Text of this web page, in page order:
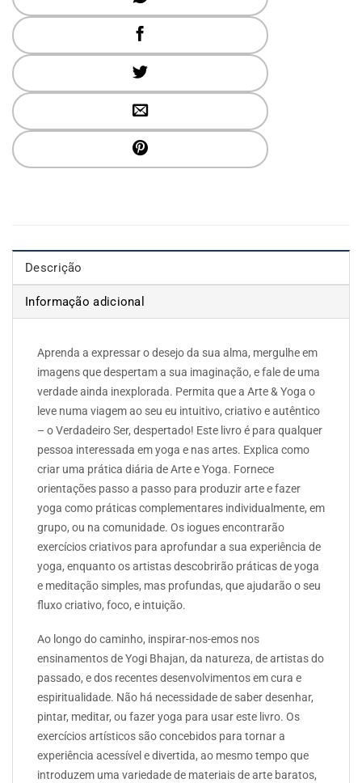
Descrição
Informação adicional
Aprenda a expressar o desejo da sua alma, mergulhe em
imagens que despertam a sua imaginação, e fale de uma
verdade ainda inexplorada. Permita que a Arte & Yoga o
leve numa viagem ao seu eu intuitivo, criativo e autêntico
– o Verdadeiro Ser, despertado! Este livro é para qualquer
pessoa interessada em yoga e nas artes. Explica como
criar uma prática diária de Arte e Yoga. Fornece
orientações passo a passo para produzir arte e fazer
yoga como práticas complementares individualmente, em
grupo, ou na comunidade. Os iogues encontrarão
exercícios criativos para aprofundar a sua experiência de
yoga, enquanto os artistas descobrirão práticas de yoga
e meditação simples, mas profundas, que ajudarão o seu
fluxo criativo, foco, e intuição.
Ao longo do caminho, inspirar-nos-emos nos
ensinamentos de Yogi Bhajan, da natureza, de artistas do
passado, e dos recentes desenvolvimentos em cura e
espiritualidade. Não há necessidade de saber desenhar,
pintar, meditar, ou fazer yoga para usar este livro. Os
exercícios artísticos são concebidos para tornar a
experiência acessível e divertida, ao mesmo tempo que
introduzem uma variedade de materiais de arte baratos,